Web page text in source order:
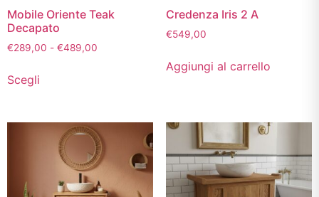
Mobile Oriente Teak
Decapato
€289,00 - €489,00
Scegli
Credenza Iris 2 A
€549,00
Aggiungi al carrello